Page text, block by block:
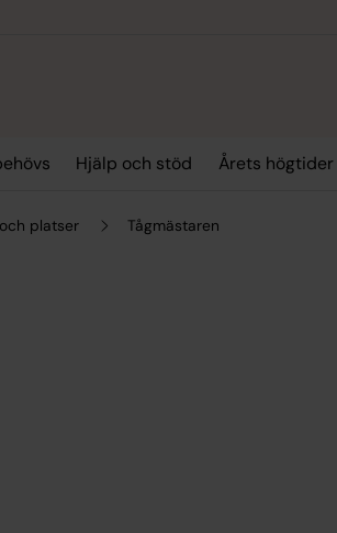
Hjälp och stöd Årets högtider
platser Tågmästaren